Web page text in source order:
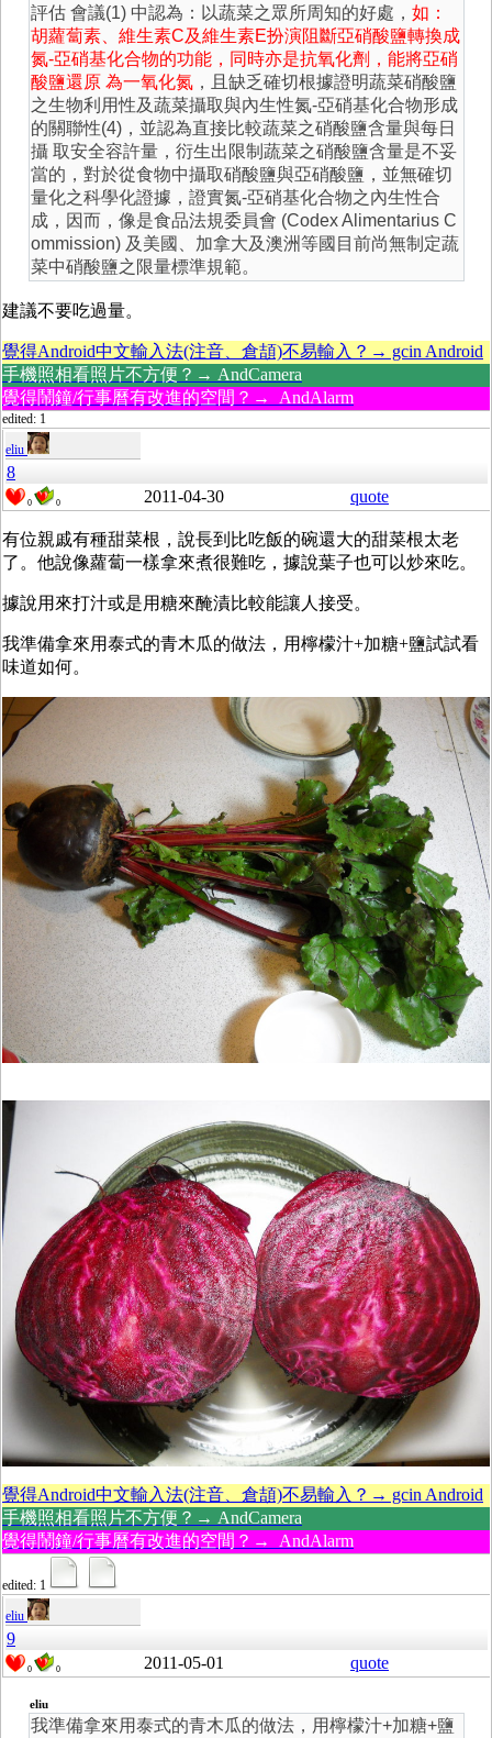
評估 會議(1) 中認為：以蔬菜之眾所周知的好處， 如：
胡蘿蔔素、維生素C及維生素E扮演阻斷亞硝酸鹽轉換成
氮-亞硝基化合物的功能，同時亦是抗氧化劑，能將亞硝
酸鹽還原 為一氧化氮，且缺乏確切根據證明蔬菜硝酸鹽
之生物利用性及蔬菜攝取與內生性氮-亞硝基化合物形成
的關聯性(4)，並認為直接比較蔬菜之硝酸鹽含量與每日
攝 取安全容許量，衍生出限制蔬菜之硝酸鹽含量是不妥
當的，對於從食物中攝取硝酸鹽與亞硝酸鹽，並無確切
量化之科學化證據，證實氮-亞硝基化合物之內生性合
成，因而，像是食品法規委員會 (Codex Alimentarius C
ommission) 及美國、加拿大及澳洲等國目前尚無制定蔬
菜中硝酸鹽之限量標準規範。
建議不要吃過量。
覺得Android中文輸入法(注音、倉頡)不易輸入？→ gcin Android
手機照相看照片不方便？→ AndCamera
覺得鬧鐘/行事曆有改進的空間？→ AndAlarm
edited: 1
eliu
8
0 0 2011-04-30 quote
有位親戚有種甜菜根，說長到比吃飯的碗還大的甜菜根太老
了。他說像蘿蔔一樣拿來煮很難吃，據說葉子也可以炒來吃。
據說用來打汁或是用糖來醃漬比較能讓人接受。
我準備拿來用泰式的青木瓜的做法，用檸檬汁+加糖+鹽試試看
味道如何。
覺得Android中文輸入法(注音、倉頡)不易輸入？→ gcin Android
手機照相看照片不方便？→ AndCamera
覺得鬧鐘/行事曆有改進的空間？→ AndAlarm
edited: 1
eliu
9
0 0 2011-05-01 quote
eliu
我準備拿來用泰式的青木瓜的做法，用檸檬汁+加糖+鹽